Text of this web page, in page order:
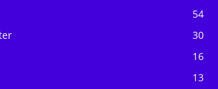
54
30
16
13